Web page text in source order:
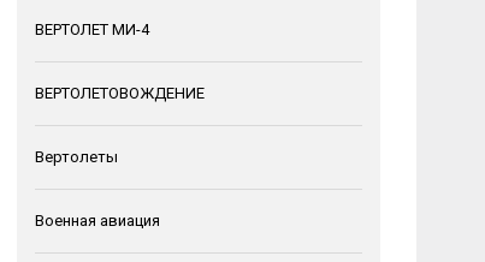
ВЕРТОЛЕТ МИ-4
ВЕРТОЛЕТОВОЖДЕНИЕ
Вертолеты
Военная авиация